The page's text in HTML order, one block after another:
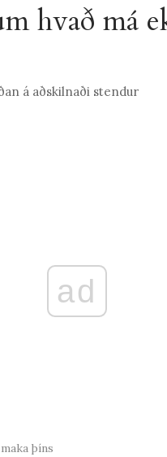
hvað má
ad
þíns